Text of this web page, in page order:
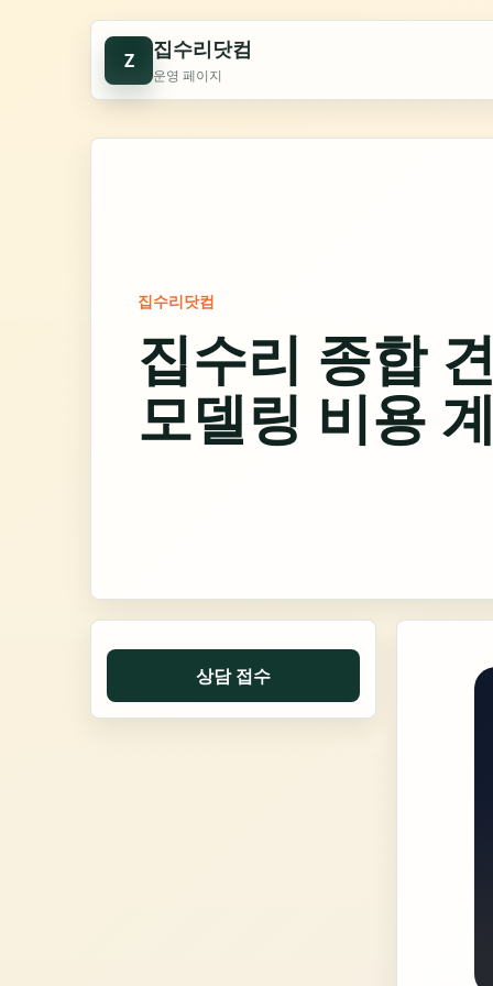
Z 집수리닷컴
운영 페이지
집수리닷컴
집수리 종합
모델링 비용
상담 접수